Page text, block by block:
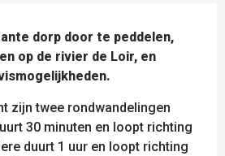
dorp door te peddelen,
op de rivier de Loir, en
zijn twee rondwandelingen
30 minuten en loopt richting
duurt 1 uur en loopt richting